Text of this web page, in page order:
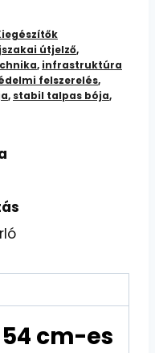
útjelző,
, infrastruktúra
felszerelés,
, stabil talpas bója,
54 cm-es